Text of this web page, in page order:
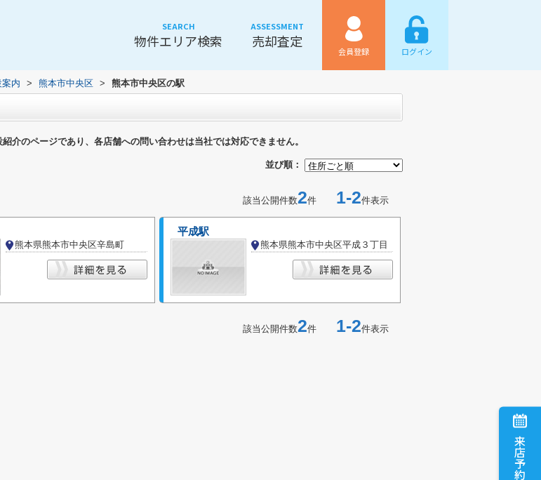
SEARCH
物件エリア検索
ASSESSMENT
売却査定
会員登録 ログイン
来店予約
案内 > 熊本市中央区 > 熊本市中央区の駅
介のページであり、各店舗への問い合わせは当社では対応できません。
並び順：
該当公開件数2件 1-2件表示
熊本県熊本市中央区辛島町
平成駅
熊本県熊本市中央区平成３丁目
該当公開件数2件 1-2件表示